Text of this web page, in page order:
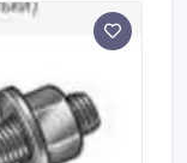
сталь 245, сталь 40Х, сталь 09Г2С, сталь Вст3ПС2.